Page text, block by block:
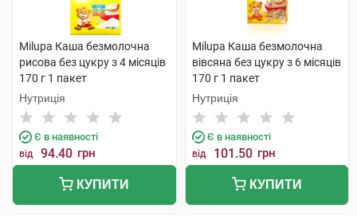
Milupa Каша безмолочна
рисова без цукру з 4 місяців
170 г 1 пакет
Нутриція
Є в наявності
від 94.40 грн
КУПИТИ
Milupa Каша безмолочна
вівсяна без цукру з 6 місяців
170 г 1 пакет
Нутриція
Є в наявності
від 101.50 грн
КУПИТИ